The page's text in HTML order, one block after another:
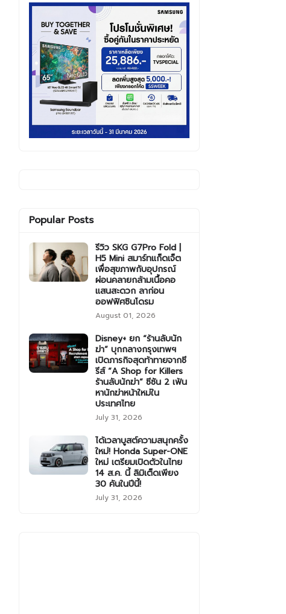
Popular Posts
รีวิว SKG G7Pro Fold |
H5 Mini สมาร์ทแก็ดเจ็ต
เพื่อสุขภาพกับอุปกรณ์
ผ่อนคลายกล้ามเนื้อคอ
แสนสะดวก ลาก่อน
ออฟฟิศซินโดรม
August 01, 2026
Disney+ ยก “ร้านลับนัก
ฆ่า” บุกกลางกรุงเทพฯ
เปิดภารกิจสุดท้าทายจากซี
รีส์ “A Shop for Killers
ร้านลับนักฆ่า” ซีซัน 2 เฟ้น
หานักฆ่าหน้าใหม่ใน
ประเทศไทย
July 31, 2026
ได้เวลาบูสต์ความสนุกครั้ง
ใหม่! Honda Super-ONE
ใหม่ เตรียมเปิดตัวในไทย
14 ส.ค. นี้ ลิมิเต็ดเพียง
30 คันในปีนี้!
July 31, 2026